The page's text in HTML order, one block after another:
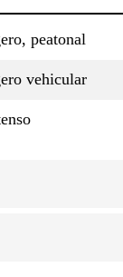
peatonal
vehicular